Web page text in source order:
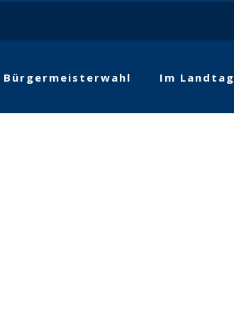
Bürgermeisterwahl Im Landtag